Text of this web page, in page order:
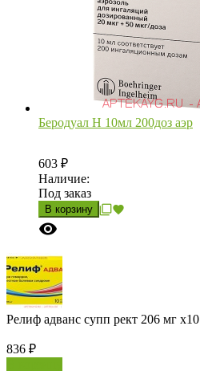
Беродуал Н 10мл 200доз аэр
603 ₽
Наличие:
Под заказ
В корзину
Релиф адванс супп рект 206 мг х10
836 ₽